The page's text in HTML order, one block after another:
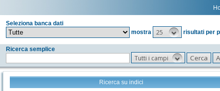
Seleziona banca dati
mostra
25 risultati per
Ricerca semplice
Tutti i campi
Ricerca su indici